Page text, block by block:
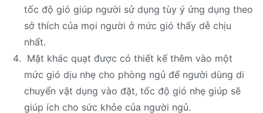
tốc độ gió giúp người sử dụng tùy ý ứng dụng theo
sở thích của mọi người ở mức gió thấy dễ chịu
nhất.
Mặt khác quạt được có thiết kế thêm vào một
mức gió dịu nhẹ cho phòng ngủ để người dùng di
chuyển vật dụng vào đặt, tốc độ gió nhẹ giúp sẽ
giúp ích cho sức khỏe của người ngủ.